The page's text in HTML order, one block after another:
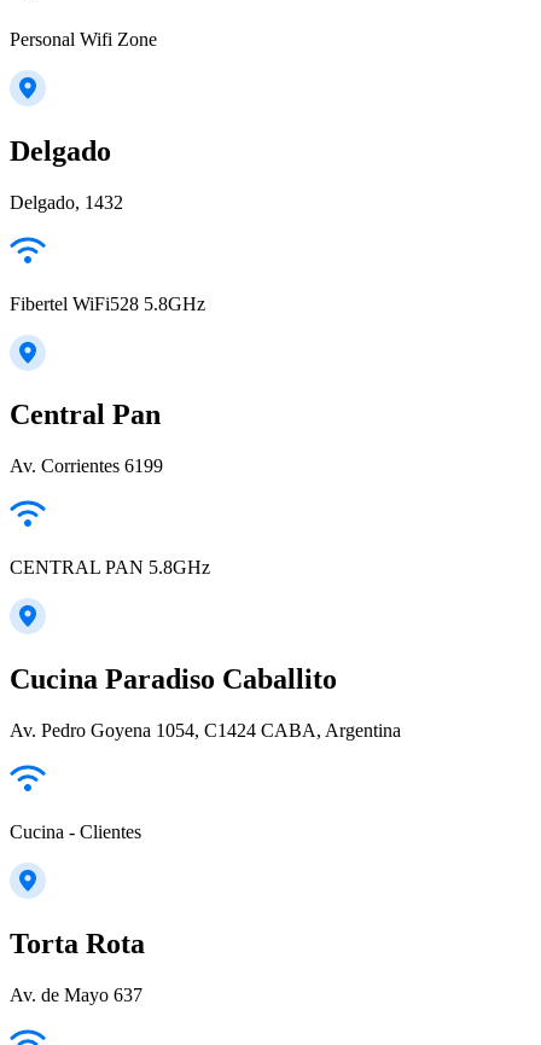
Personal Wifi Zone
Delgado
Delgado, 1432
Fibertel WiFi528 5.8GHz
Central Pan
Av. Corrientes 6199
CENTRAL PAN 5.8GHz
Cucina Paradiso Caballito
Av. Pedro Goyena 1054, C1424 CABA, Argentina
Cucina - Clientes
Torta Rota
Av. de Mayo 637